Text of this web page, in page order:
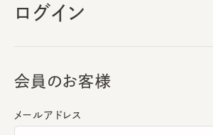
ログイン
会員のお客様
メールアドレス